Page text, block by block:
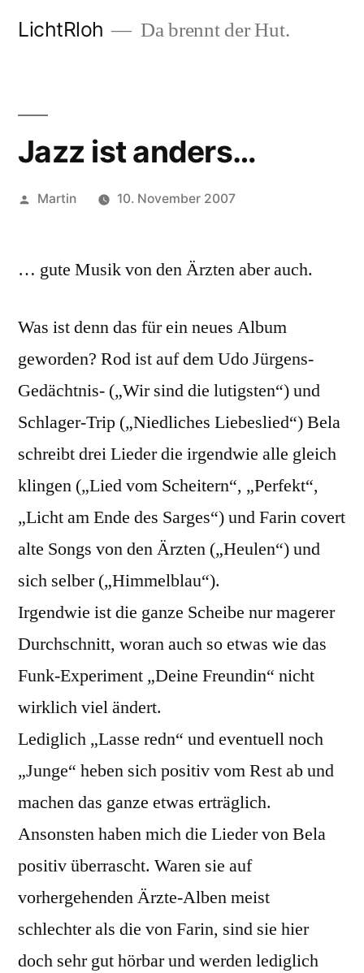
LichtRloh Da brennt der Hut.
Jazz ist anders…
Veröffentlicht
Martin 10. November 2007
… gute Musik von den Ärzten aber auch.
Was ist denn das für ein neues Album
geworden? Rod ist auf dem Udo Jürgens-
Gedächtnis- („Wir sind die lutigsten“) und
Schlager-Trip („Niedliches Liebeslied“) Bela
schreibt drei Lieder die irgendwie alle gleich
klingen („Lied vom Scheitern“, „Perfekt“,
„Licht am Ende des Sarges“) und Farin covert
alte Songs von den Ärzten („Heulen“) und
sich selber („Himmelblau“).
Irgendwie ist die ganze Scheibe nur magerer
Durchschnitt, woran auch so etwas wie das
Funk-Experiment „Deine Freundin“ nicht
wirklich viel ändert.
Lediglich „Lasse redn“ und eventuell noch
„Junge“ heben sich positiv vom Rest ab und
machen das ganze etwas erträglich.
Ansonsten haben mich die Lieder von Bela
positiv überrascht. Waren sie auf
vorhergehenden Ärzte-Alben meist
schlechter als die von Farin, sind sie hier
doch sehr gut hörbar und werden lediglich